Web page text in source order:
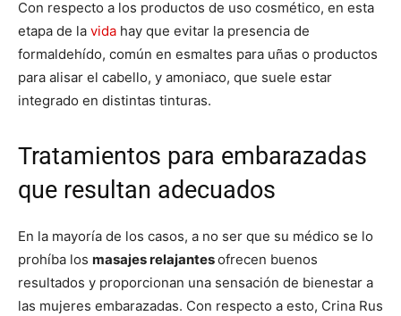
Con respecto a los productos de uso cosmético, en esta
etapa de la vida hay que evitar la presencia de
formaldehído, común en esmaltes para uñas o productos
para alisar el cabello, y amoniaco, que suele estar
integrado en distintas tinturas.
Tratamientos para embarazadas
que resultan adecuados
En la mayoría de los casos, a no ser que su médico se lo
prohíba los masajes relajantesofrecen buenos
resultados y proporcionan una sensación de bienestar a
las mujeres embarazadas. Con respecto a esto, Crina Rus